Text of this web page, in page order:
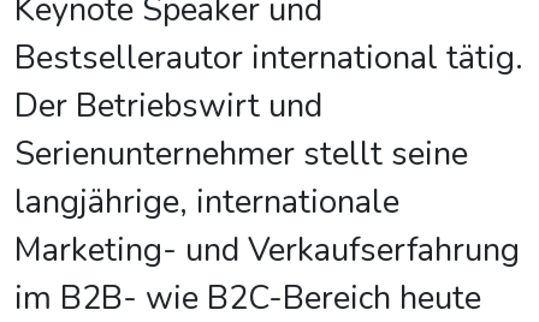
Keynote Speaker und
Bestsellerautor international tätig.
Der Betriebswirt und
Serienunternehmer stellt seine
langjährige, internationale
Marketing- und Verkaufserfahrung
im B2B- wie B2C-Bereich heute